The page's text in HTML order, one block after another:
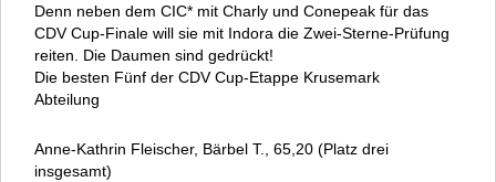
Denn neben dem CIC* mit Charly und Conepeak für das
CDV Cup-Finale will sie mit Indora die Zwei-Sterne-Prüfung
reiten. Die Daumen sind gedrückt!
Die besten Fünf der CDV Cup-Etappe Krusemark
Abteilung
Anne-Kathrin Fleischer, Bärbel T., 65,20 (Platz drei
insgesamt)